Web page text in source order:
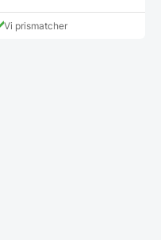
var:
129,00 DKK.
Vi prismatcher